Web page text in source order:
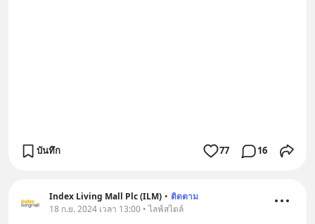
บันทึก 77 16
Index Living Mall Plc (ILM) • ติดตาม
18 ก.ย. 2024 เวลา 13:00 • ไลฟ์สไตล์